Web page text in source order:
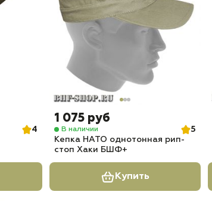
4
1 075 руб
В наличии
5
Кепка НАТО однотонная рип-
стоп Хаки БШФ+
Купить